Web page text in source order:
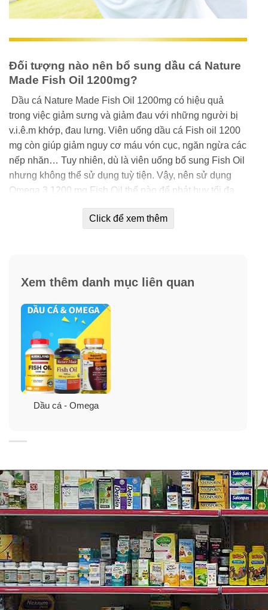
Đối tượng nào nên bổ sung dầu cá Nature
Made Fish Oil 1200mg?
Dầu cá Nature Made Fish Oil 1200mg có hiệu quả
trong việc giảm sưng và giảm đau với những người bị
v.i.ê.m khớp, đau lưng. Viên uống dầu cá Fish oil 1200
mg còn giúp giảm nguy cơ máu vón cục, ngăn ngừa các
nếp nhăn… Tuy nhiên, dù là viên uống bổ sung Fish Oil
nhưng không thể sử dụng tuỳ tiện. Vậy, nên sử dụng
Omega 3 1200 mg Fish Oil thế nào để phát huy tối đa
tác dụng của viên dầu cá ?
trong dầu. Fish Oil 1200 mg Omega 3 chỉ được hấp thu
tốt khi có dung môi phù hợp. Do đó, nên uống dầu cá
Fish Oil 1200mg 360mg Omega-3 Nature Made sau
bữa ăn. Lượng chất béo có được sau bữa ăn kích thích
tăng khả năng hấp thụ chất từ viên dầu cá.
Đúng liều lượng
– Khi chế độ ăn không cung cấp đủ vitamin A, có thể bổ
sung trực tiếp bằng cách uống dầu cá. Tuy nhiên, cần
Đúng đối tượng
– Nhóm đối tượng cần bổ sung dầu cá là : người ăn
chay trường, người cao tuổi, phụ nữ có thai, cho con bú
(sau đẻ 1 tháng), người nghiện r.ư.ợ.u… Trẻ bị suy dinh
dưỡng, chậm lớn, hoặc trẻ sau khi bệnh ho, tiêu chảy…,
trẻ hay khóc về đêm nên cho dùng thêm dầu cá.
Click để xem thêm
Xem thêm danh mục liên quan
Dầu cá - Omega